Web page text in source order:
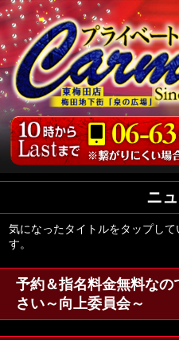
ニ
気になったタイトルをタップし
す。
予約＆指名料金無料な
さい～向上委員会～